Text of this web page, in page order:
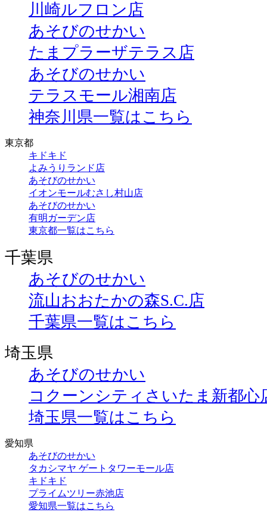
川崎ルフロン店
あそびのせかい
たまプラーザテラス店
あそびのせかい
テラスモール湘南店
神奈川県一覧はこちら
東京都
キドキド
よみうりランド店
あそびのせかい
イオンモールむさし村山店
あそびのせかい
有明ガーデン店
東京都一覧はこちら
千葉県
あそびのせかい
流山おおたかの森S.C.店
千葉県一覧はこちら
埼玉県
あそびのせかい
コクーンシティさいたま新都心
埼玉県一覧はこちら
愛知県
あそびのせかい
タカシマヤ ゲートタワーモール店
キドキド
プライムツリー赤池店
愛知県一覧はこちら